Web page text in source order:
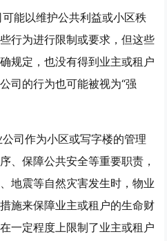
能以维护公共利益或小区秩
行为进行限制或要求，但这些
规定，也没有得到业主或租户
司的行为也可能被视为“强
司作为小区或写字楼的管理
、保障公共安全等重要职责，
地震等自然灾害发生时，物业
施来保障业主或租户的生命财
一定程度上限制了业主或租户